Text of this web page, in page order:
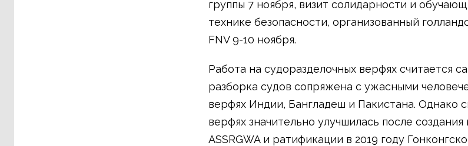
группы 7 ноября, визит солидарности и
технике безопасности, организованный
FNV 9-10 ноября.
Работа на судоразделочных верфях считается
разборка судов сопряжена с ужасными
верфях Индии, Бангладеш и Пакистана. Однако
верфях значительно улучшилась после
ASSRGWA и ратификации в 2019 году